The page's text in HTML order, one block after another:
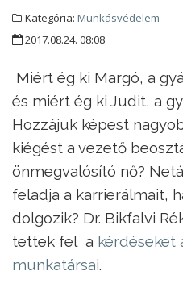
Kategória: Munkásvédelem
2017.08.24. 08:08
Miért ég ki Margó, a
és miért ég ki Judit, a
Hozzájuk képest
kiégést a vezető
önmegvalósító nő?
feladja a karrierálmait,
dolgozik? Dr. Bikfalvi
tettek fel a kérdéseket
munkatársai.